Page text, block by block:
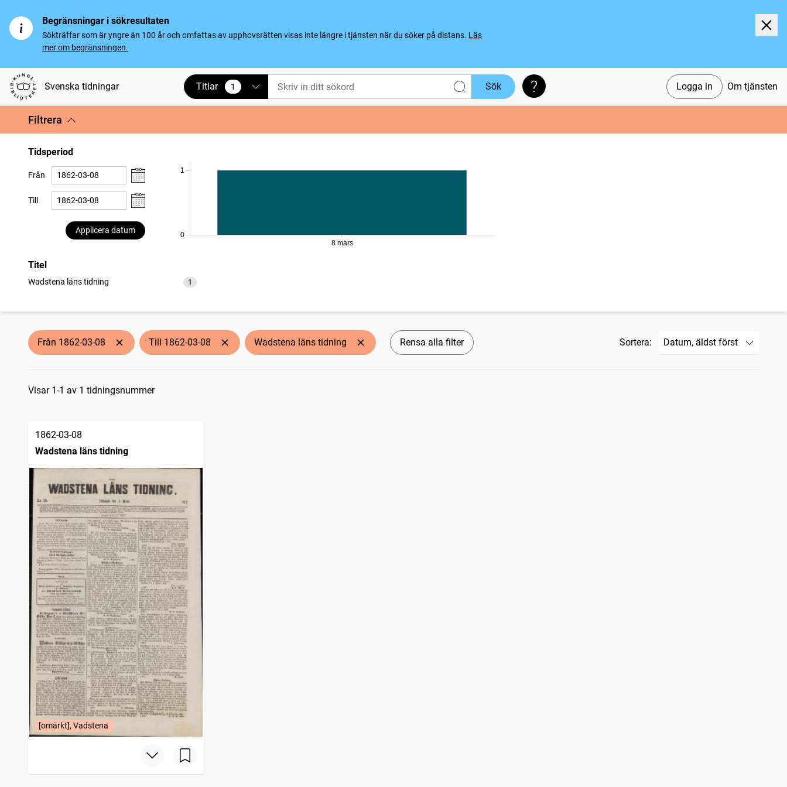
Begränsningar i sökresultaten
Sökträffar som är yngre än 100 år och omfattas av upphovsrätten visas inte längre i tjänsten när du söker på distans. Läs
mer om begränsningen.
Svenska tidningar Logga in Om tjänsten
Titlar 1
vald Sök Söktips
Filtrera
Tidsperiod
Från
Till
Applicera datum
0
1
8 mars
Titel
Wadstena läns tidning 1
träffar
Från 1862-03-08 Till 1862-03-08 Wadstena läns tidning Rensa alla filter Sortera:
Sökresultat
Visar 1-1 av 1 tidningsnummer
1862-03-08
Wadstena läns tidning
[omärkt], Vadstena